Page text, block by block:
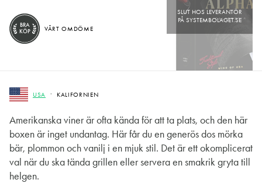
USA KALIFORNIEN
Amerikanska viner är ofta kända för att ta plats, och den här
boxen är inget undantag. Här får du en generös dos mörka
bär, plommon och vanilj i en mjuk stil. Det är ett okomplicerat
val när du ska tända grillen eller servera en smakrik gryta till
helgen.
BRA
KÖP
VÅRT OMDÖME